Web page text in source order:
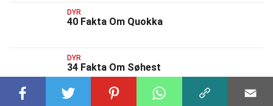
DYR
40 Fakta Om Quokka
DYR
34 Fakta Om Søhest